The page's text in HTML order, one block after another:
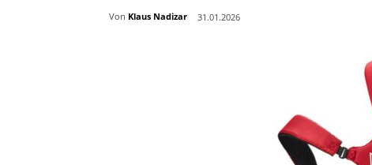
Von Klaus Nadizar 31.01.2026